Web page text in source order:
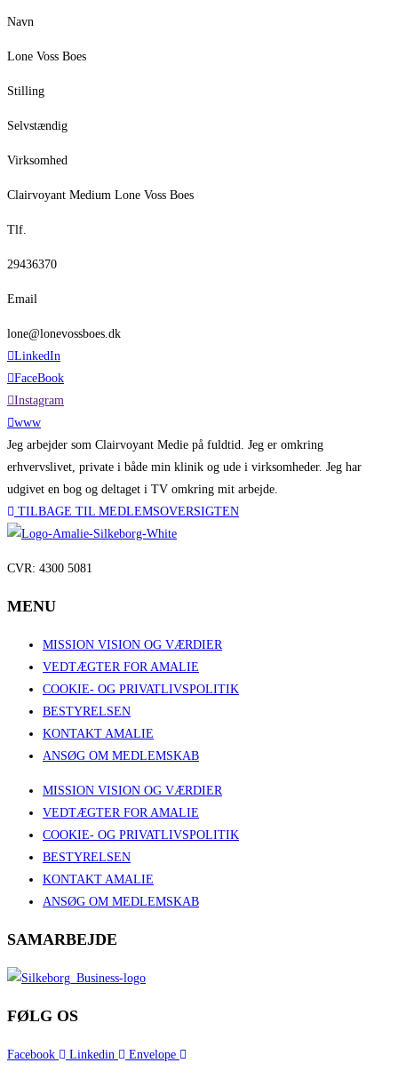
Navn
Lone Voss Boes
Stilling
Selvstændig
Virksomhed
Clairvoyant Medium Lone Voss Boes
Tlf.
29436370
Email
lone@lonevossboes.dk
LinkedIn
FaceBook
Instagram
www
Jeg arbejder som Clairvoyant Medie på fuldtid. Jeg er omkring
erhvervslivet, private i både min klinik og ude i virksomheder. Jeg har
udgivet en bog og deltaget i TV omkring mit arbejde.
TILBAGE TIL MEDLEMSOVERSIGTEN
CVR: 4300 5081
MENU
MISSION VISION OG VÆRDIER
VEDTÆGTER FOR AMALIE
COOKIE- OG PRIVATLIVSPOLITIK
BESTYRELSEN
KONTAKT AMALIE
ANSØG OM MEDLEMSKAB
MISSION VISION OG VÆRDIER
VEDTÆGTER FOR AMALIE
COOKIE- OG PRIVATLIVSPOLITIK
BESTYRELSEN
KONTAKT AMALIE
ANSØG OM MEDLEMSKAB
SAMARBEJDE
FØLG OS
Facebook Linkedin Envelope